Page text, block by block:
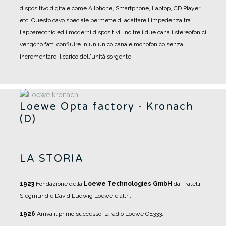
dispositivo digitale come A Iphone, Smartphone, Laptop, CD Player
etc. Questo cavo speciale permette di adattare l'impedenza tra
l'apparecchio ed i moderni dispositivi. Inoltre i due canali stereofonici
vengono fatti confluire in un unico canale monofonico senza
incrementare il carico dell'unità sorgente.
Loewe Opta factory - Kronach
(D)
LA STORIA
1923 Fondazione della Loewe Technologies GmbH dai fratelli
Siegmund e David Ludwig Loewe e altri.
1926 Arriva il primo successo, la radio Loewe OE333.